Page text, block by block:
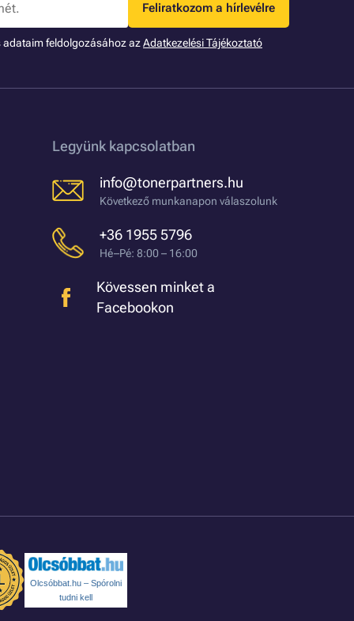
Feliratkozom a hírlevélre
adataim feldolgozásához azAdatkezelési Tájékoztató
Legyünk kapcsolatban
info@tonerpartners.hu
Következő munkanapon válaszolunk
+36 1955 5796
Hé–Pé: 8:00 – 16:00
Kövessen minket a
Facebookon
Olcsóbbat.hu – Spórolni
tudni kell